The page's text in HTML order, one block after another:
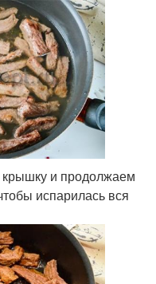
и продолжаем
испарилась вся